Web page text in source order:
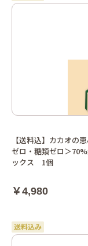
【送料込】カカオの
ゼロ・糖類ゼロ＞
ックス 1個
￥4,980